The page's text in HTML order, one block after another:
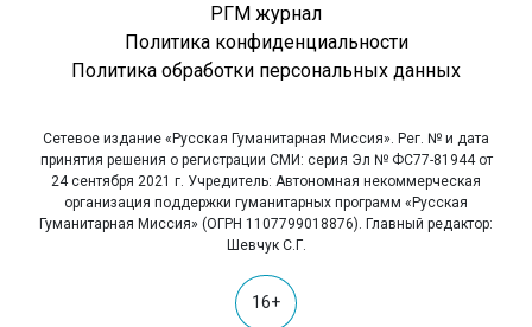
РГМ журнал
Политика конфиденциальности
Политика обработки персональных данных
Сетевое издание «Русская Гуманитарная Миссия». Рег. № и дата
принятия решения о регистрации СМИ: серия Эл № ФС77-81944 от
24 сентября 2021 г. Учредитель: Автономная некоммерческая
организация поддержки гуманитарных программ «Русская
Гуманитарная Миссия» (ОГРН 1107799018876). Главный редактор:
Шевчук С.Г.
16+